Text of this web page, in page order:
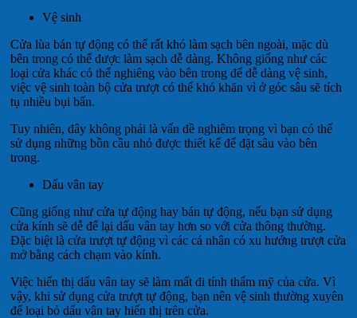
Vệ sinh
Cửa lùa bán tự động có thể rất khó làm sạch bên ngoài, mặc dù
bên trong có thể được làm sạch dễ dàng. Không giống như các
loại cửa khác có thể nghiêng vào bên trong để dễ dàng vệ sinh,
việc vệ sinh toàn bộ cửa trượt có thể khó khăn vì ở góc sâu sẽ tích
tụ nhiều bụi bẩn.
Tuy nhiên, đây không phải là vấn đề nghiêm trọng vì bạn có thể
sử dụng những bồn cầu nhỏ được thiết kế để đặt sâu vào bên
trong.
Dấu vân tay
Cũng giống như cửa tự động hay bán tự động, nếu bạn sử dụng
cửa kính sẽ dễ để lại dấu vân tay hơn so với cửa thông thường.
Đặc biệt là cửa trượt tự động vì các cá nhân có xu hướng trượt cửa
mở bằng cách chạm vào kính.
Việc hiển thị dấu vân tay sẽ làm mất đi tính thẩm mỹ của cửa. Vì
vậy, khi sử dụng cửa trượt tự động, bạn nên vệ sinh thường xuyên
để loại bỏ dấu vân tay hiển thị trên cửa.